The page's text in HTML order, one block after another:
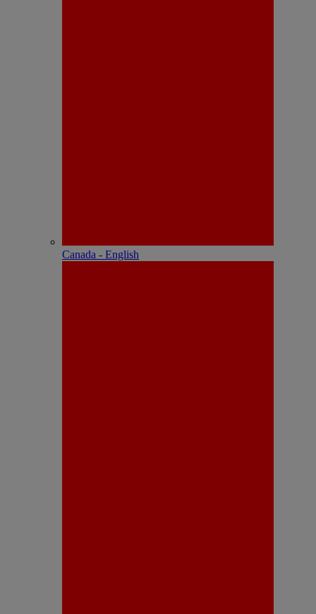
Canada - English